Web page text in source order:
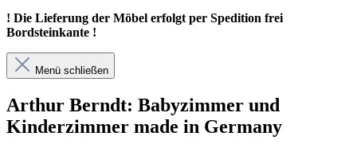
! Die Lieferung der Möbel erfolgt per Spedition frei
Bordsteinkante !
Menü schließen
Arthur Berndt: Babyzimmer und
Kinderzimmer made in Germany